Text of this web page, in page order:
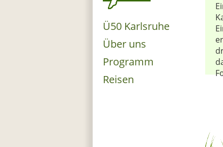
Ü50 Karlsruhe
Über uns
Programm
Reisen